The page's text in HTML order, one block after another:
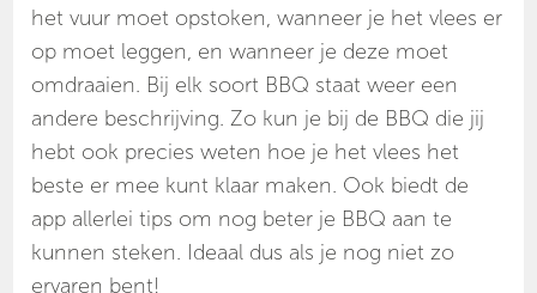
het vuur moet opstoken, wanneer je het vlees er
op moet leggen, en wanneer je deze moet
omdraaien. Bij elk soort BBQ staat weer een
andere beschrijving. Zo kun je bij de BBQ die jij
hebt ook precies weten hoe je het vlees het
beste er mee kunt klaar maken. Ook biedt de
app allerlei tips om nog beter je BBQ aan te
kunnen steken. Ideaal dus als je nog niet zo
ervaren bent!